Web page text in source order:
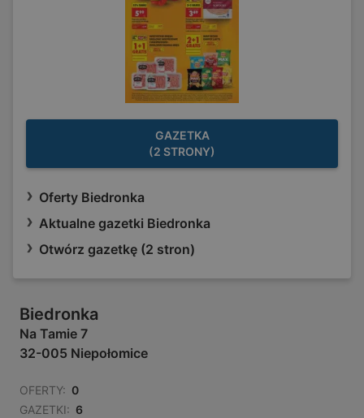
GAZETKA
(2 STRONY)
Oferty Biedronka
Aktualne gazetki Biedronka
Otwórz gazetkę (2 stron)
Biedronka
Na Tamie 7
32-005 Niepołomice
OFERTY: 0
GAZETKI: 6